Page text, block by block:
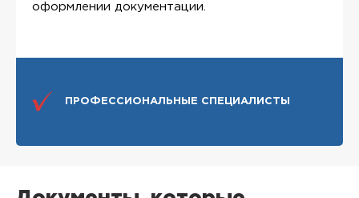
оформлении документации.
ПРОФЕССИОНАЛЬНЫЕ СПЕЦИАЛИСТЫ